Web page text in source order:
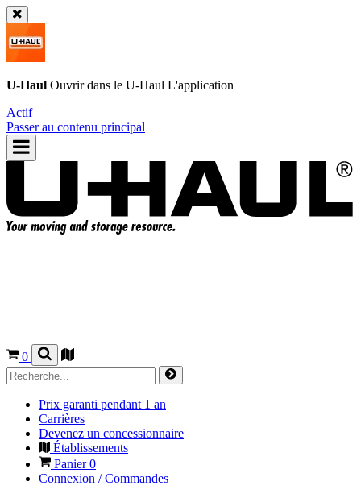
U-Haul Ouvrir dans le U-Haul L'application
Actif
Passer au contenu principal
0
Prix garanti pendant 1 an
Carrières
Devenez un concessionnaire
Établissements
Panier0
Connexion / Commandes